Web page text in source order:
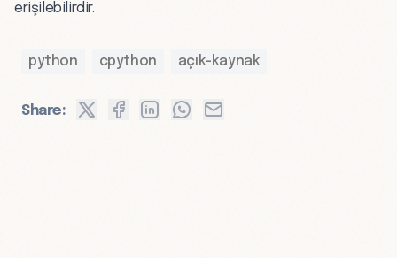
erişilebilirdir.
python cpython açık-kaynak
Share: